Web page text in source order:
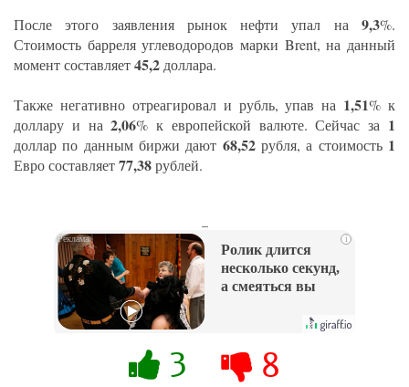
После этого заявления рынок нефти упал на 9,3%.
Стоимость барреля углеводородов марки Brent, на данный
момент составляет45,2доллара.
Также негативно отреагировал и рубль, упав на 1,51% к
доллару и на2,06% к европейской валюте. Сейчас за 1
доллар по данным биржи дают 68,52рубля, а стоимость 1
Евро составляет77,38рублей.
i
Ролик длится
несколько секунд,
а смеяться вы
3 8